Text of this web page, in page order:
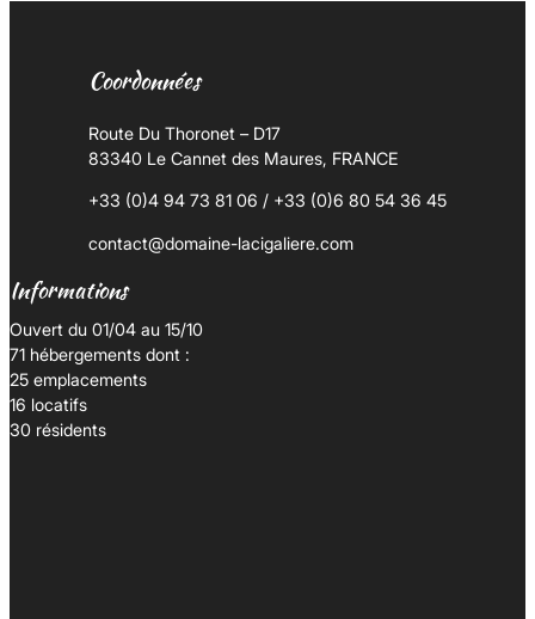
Coordonnées
Route Du Thoronet – D17
83340 Le Cannet des Maures, FRANCE
+33 (0)4 94 73 81 06 / +33 (0)6 80 54 36 45
contact@domaine-lacigaliere.com
Informations
Ouvert du 01/04 au 15/10
71 hébergements dont :
25 emplacements
16 locatifs
30 résidents